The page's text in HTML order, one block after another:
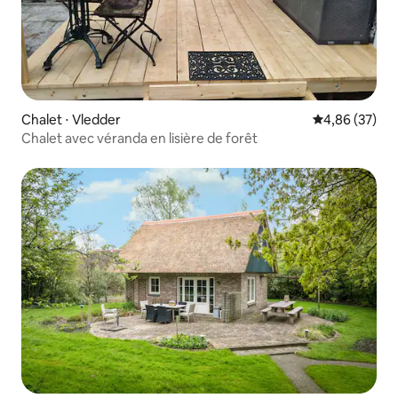
Chalet ⋅ Vledder Évaluation
4,86 (37)
Chalet avec véranda en lisière de forêt